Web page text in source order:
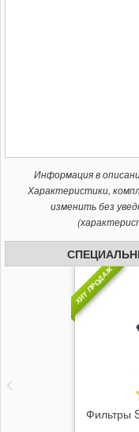
Информация в
Характеристики,
изменить без
ХИТ ПРОДАЖ
Фильтры